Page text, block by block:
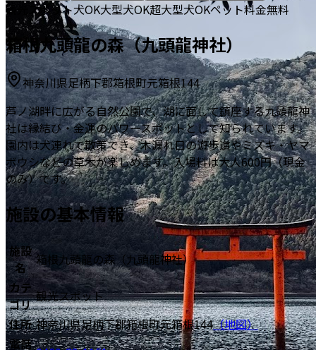
観光スポット犬OK大型犬OK超大型犬OKペット料金無料
箱根九頭龍の森（九頭龍神社）
神奈川県足柄下郡箱根町元箱根144
芦ノ湖畔に広がる自然公園で、湖に面して鎮座する九頭龍神
社は縁結び・金運のパワースポットとして知られています。
園内は犬連れで散策でき、木漏れ日の遊歩道やミズキ・ヤマ
ボウシなどの草木が楽しめます。入場料は大人600円（現金
のみ）です。
施設の基本情報
施設
名 箱根九頭龍の森（九頭龍神社）
カテ
ゴリ 観光スポット
住所 神奈川県足柄下郡箱根町元箱根144（地図）
電話